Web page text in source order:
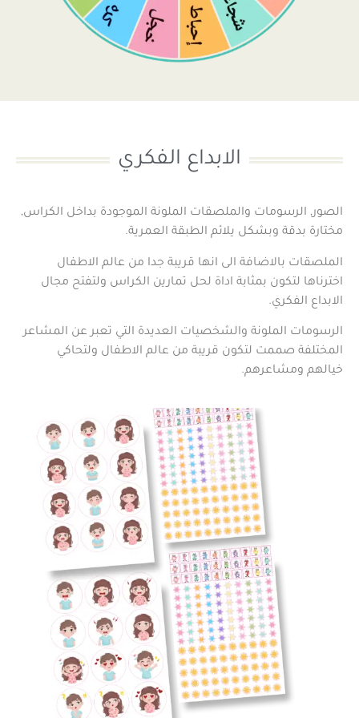
الابداع الفكري
الصور, الرسومات والملصقات الملونة الموجودة بداخل الكراس,
مختارة بدقة وبشكل يلائم الطبقة العمرية.
الملصقات بالاضافة الى انها قريبة جدا من عالم الاطفال
اخترناها لتكون بمثابة اداة لحل تمارين الكراس ولتفتح مجال
الابداع الفكري.
الرسومات الملونة والشخصيات العديدة التي تعبر عن المشاعر
المختلفة صممت لتكون قريبة من عالم الاطفال ولتحاكي
خيالهم ومشاعرهم.